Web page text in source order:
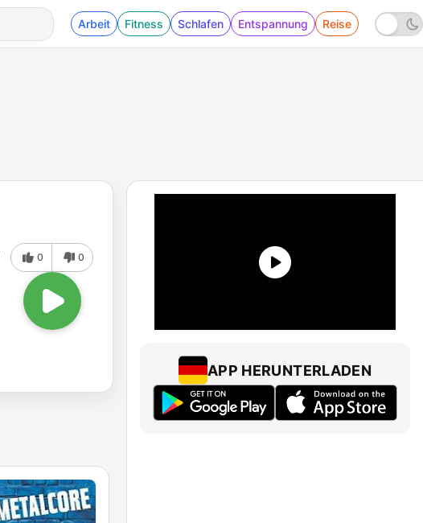
Arbeit Fitness Schlafen Entspannung Reise
0 0
APP HERUNTERLADEN